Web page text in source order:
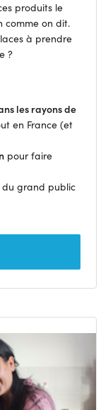
produits le
comme on dit.
à prendre
?
les rayons de
en France (et
pour faire
grand public